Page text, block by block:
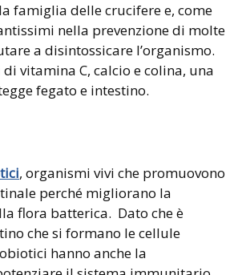
famiglia delle crucifere e, come
nella prevenzione di molte
a disintossicare l’organismo.
di vitamina C, calcio e colina, una
fegato e intestino.
, organismi vivi che promuovono
perché migliorano la
flora batterica. Dato che è
che si formano le cellule
hanno anche la